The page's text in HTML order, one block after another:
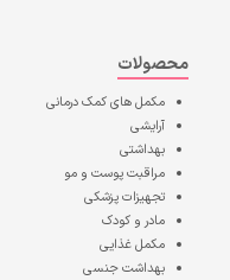
محصولات
مکمل های کمک درمانی
آرایشی
بهداشتی
مراقبت پوست و مو
تجهیزات پزشکی
مادر و کودک
مکمل غذایی
بهداشت جنسی